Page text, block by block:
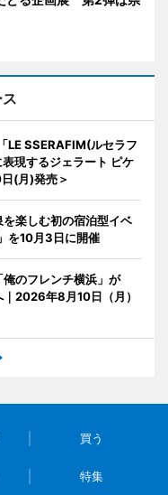
LE SSERAFIM(ルセラフ
現するジェラート ピケ
(月)発売＞
を楽しむ初の宿泊型イベ
を10月3日に開催
俺のフレンチ横浜」が
｜2026年8月10日（月）
買う
特集